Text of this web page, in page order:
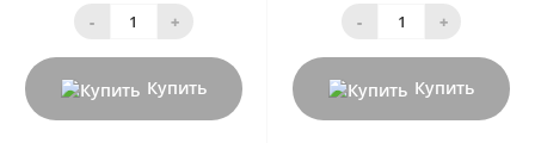
- +
Купить
- +
Купить